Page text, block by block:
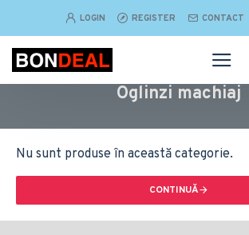
LOGIN REGISTER CONTACT
Oglinzi machiaj
Nu sunt produse în această categorie.
CONTINUĂ